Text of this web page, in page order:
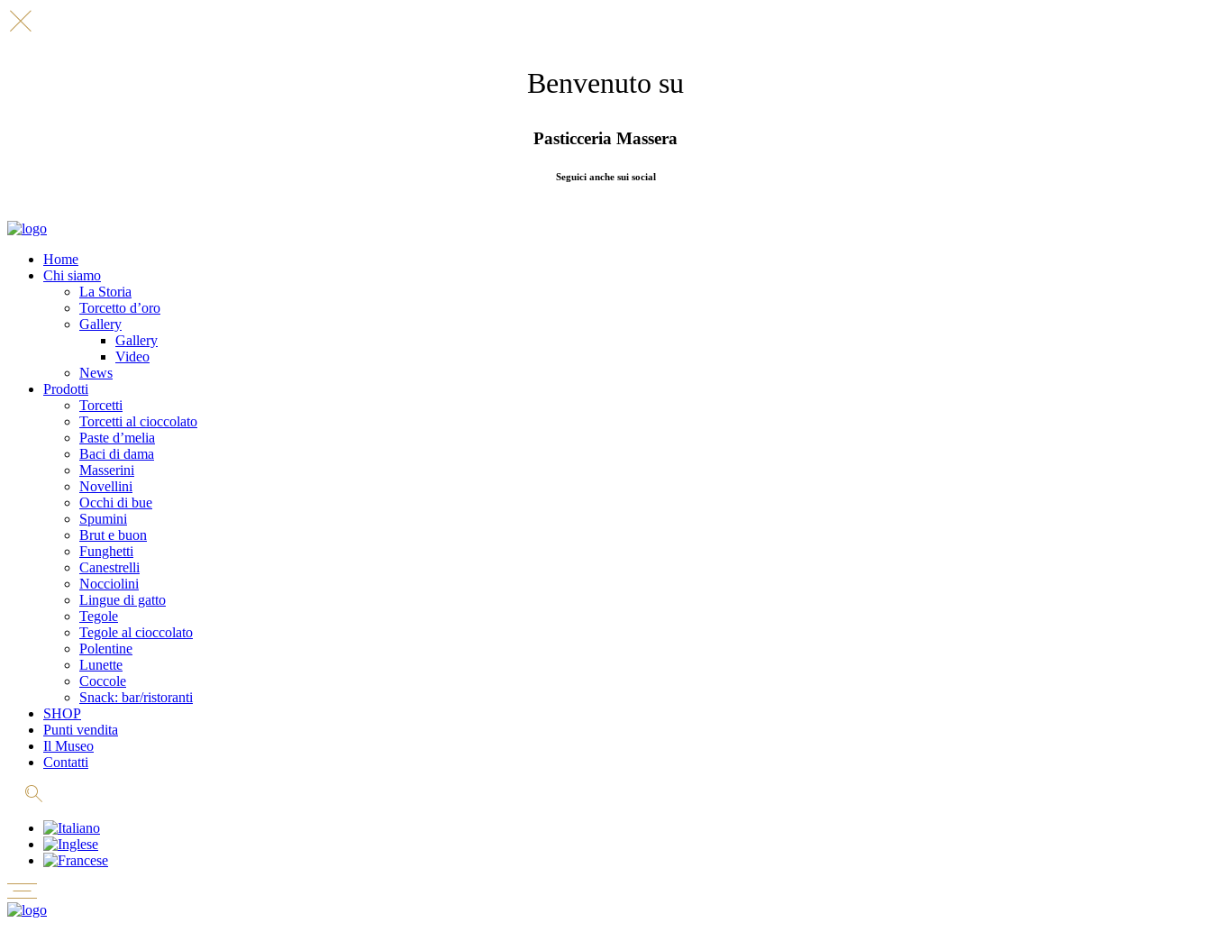
Benvenuto su
Pasticceria Massera
Seguici anche sui social
Home
Chi siamo
La Storia
Torcetto d’oro
Gallery
Gallery
Video
News
Prodotti
Torcetti
Torcetti al cioccolato
Paste d’melia
Baci di dama
Masserini
Novellini
Occhi di bue
Spumini
Brut e buon
Funghetti
Canestrelli
Nocciolini
Lingue di gatto
Tegole
Tegole al cioccolato
Polentine
Lunette
Coccole
Snack: bar/ristoranti
SHOP
Punti vendita
Il Museo
Contatti